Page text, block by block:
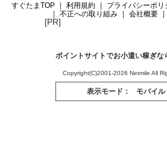
すぐたまTOP 利用規約 プライバシーポリ
不正への取り組み
会社概要
[PR]
ポイントサイトでお小遣い稼ぎな
Copyright(C)2001-2026 Netmile All
表示モード： モバイル